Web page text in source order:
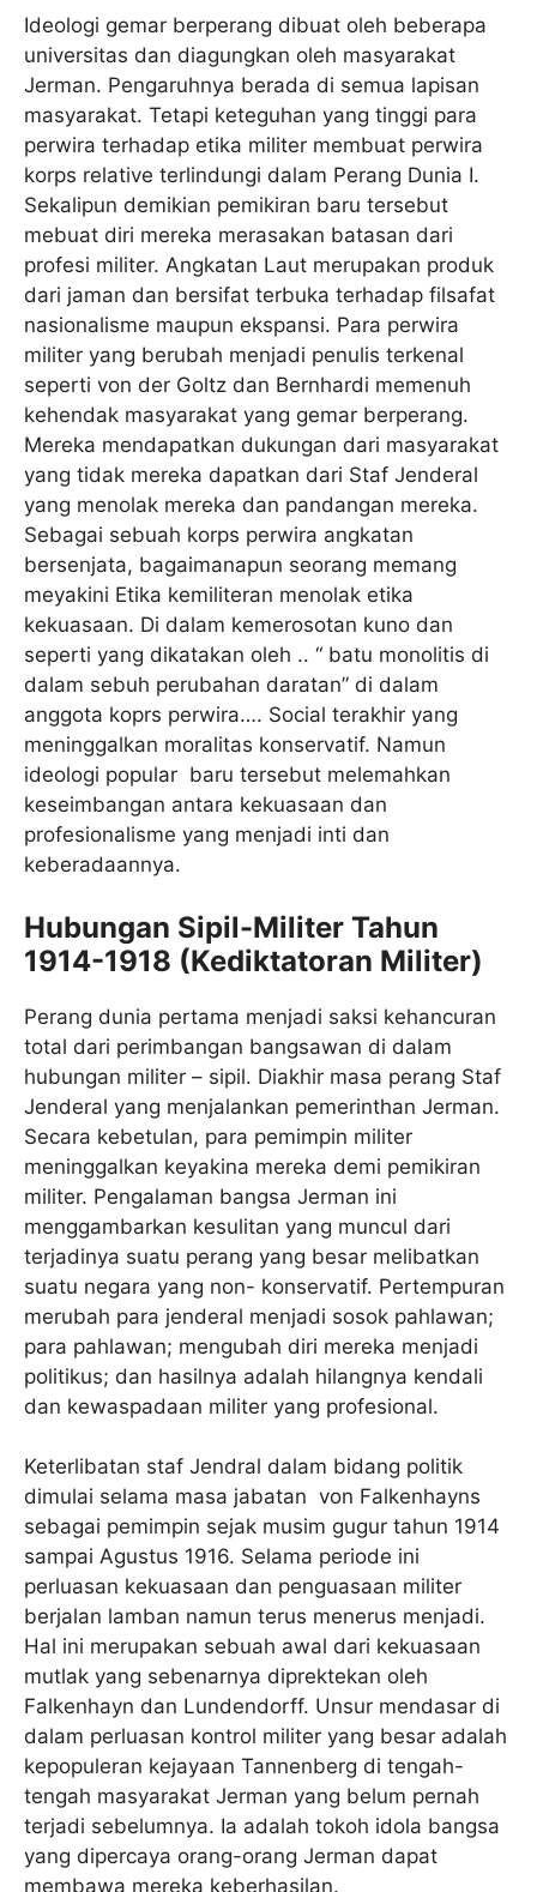
Ideologi gemar berperang dibuat oleh beberapa
universitas dan diagungkan oleh masyarakat
Jerman. Pengaruhnya berada di semua lapisan
masyarakat. Tetapi keteguhan yang tinggi para
perwira terhadap etika militer membuat perwira
korps relative terlindungi dalam Perang Dunia I.
Sekalipun demikian pemikiran baru tersebut
mebuat diri mereka merasakan batasan dari
profesi militer. Angkatan Laut merupakan produk
dari jaman dan bersifat terbuka terhadap filsafat
nasionalisme maupun ekspansi. Para perwira
militer yang berubah menjadi penulis terkenal
seperti von der Goltz dan Bernhardi memenuh
kehendak masyarakat yang gemar berperang.
Mereka mendapatkan dukungan dari masyarakat
yang tidak mereka dapatkan dari Staf Jenderal
yang menolak mereka dan pandangan mereka.
Sebagai sebuah korps perwira angkatan
bersenjata, bagaimanapun seorang memang
meyakini Etika kemiliteran menolak etika
kekuasaan. Di dalam kemerosotan kuno dan
seperti yang dikatakan oleh .. “ batu monolitis di
dalam sebuh perubahan daratan” di dalam
anggota koprs perwira…. Social terakhir yang
meninggalkan moralitas konservatif. Namun
ideologi popular baru tersebut melemahkan
keseimbangan antara kekuasaan dan
profesionalisme yang menjadi inti dan
keberadaannya.
Hubungan Sipil-Militer Tahun
1914-1918 (Kediktatoran Militer)
Perang dunia pertama menjadi saksi kehancuran
total dari perimbangan bangsawan di dalam
hubungan militer – sipil. Diakhir masa perang Staf
Jenderal yang menjalankan pemerinthan Jerman.
Secara kebetulan, para pemimpin militer
meninggalkan keyakina mereka demi pemikiran
militer. Pengalaman bangsa Jerman ini
menggambarkan kesulitan yang muncul dari
terjadinya suatu perang yang besar melibatkan
suatu negara yang non- konservatif. Pertempuran
merubah para jenderal menjadi sosok pahlawan;
para pahlawan; mengubah diri mereka menjadi
politikus; dan hasilnya adalah hilangnya kendali
dan kewaspadaan militer yang profesional.
Keterlibatan staf Jendral dalam bidang politik
dimulai selama masa jabatan von Falkenhayns
sebagai pemimpin sejak musim gugur tahun 1914
sampai Agustus 1916. Selama periode ini
perluasan kekuasaan dan penguasaan militer
berjalan lamban namun terus menerus menjadi.
Hal ini merupakan sebuah awal dari kekuasaan
mutlak yang sebenarnya diprektekan oleh
Falkenhayn dan Lundendorff. Unsur mendasar di
dalam perluasan kontrol militer yang besar adalah
kepopuleran kejayaan Tannenberg di tengah-
tengah masyarakat Jerman yang belum pernah
terjadi sebelumnya. Ia adalah tokoh idola bangsa
yang dipercaya orang-orang Jerman dapat
membawa mereka keberhasilan.